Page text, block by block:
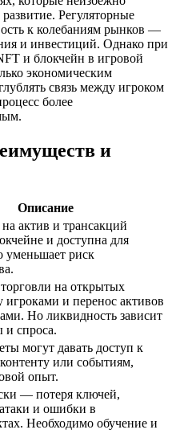
Регуляторные
к колебаниям рынков —
и инвестиций. Однако при
и блокчейн в игровой
экономическим
связь между игроком
более
и
Описание
актив и трансакций
и доступна для
уменьшает риск
на открытых
и перенос активов
Но ликвидность зависит
и спроса.
могут давать доступ к
или событиям,
опыт.
— потеря ключей,
и ошибки в
Необходимо обучение и